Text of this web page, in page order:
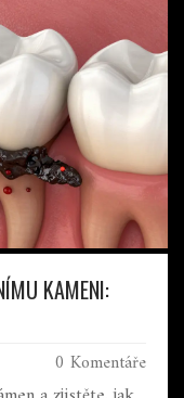
KAMENI:
0 Komentáře